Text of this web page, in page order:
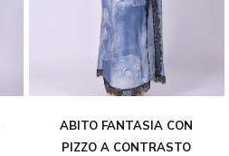
ABITO FANTASIA CON
PIZZO A CONTRASTO